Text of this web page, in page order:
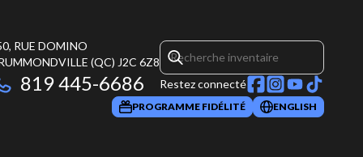
RUE DOMINO
(QC) J2C 6Z8
819 445-6686 Restez connecté
PROGRAMME FIDÉLITÉ ENGLISH